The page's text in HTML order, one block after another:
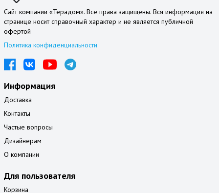
Сайт компании «Терадом». Все права защищены. Вся информация на
странице носит справочный характер и не является публичной
офертой
Политика конфиденциальности
Информация
Доставка
Контакты
Частые вопросы
Дизайнерам
О компании
Для пользователя
Корзина